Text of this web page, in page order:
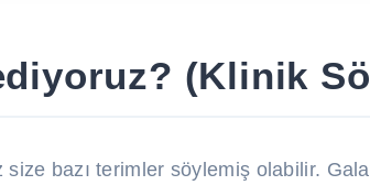
(Klinik
bazı terimler söylemiş olabilir.